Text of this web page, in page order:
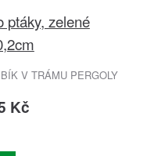
ptáky, zelené
V TRÁMU PERGOLY
Kč